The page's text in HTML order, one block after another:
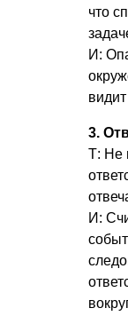
что
И:
видит
3.
Т: Не
И: